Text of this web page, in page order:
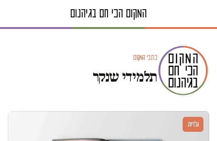
כתבי המקום
תלמידי שנקר
גלריות